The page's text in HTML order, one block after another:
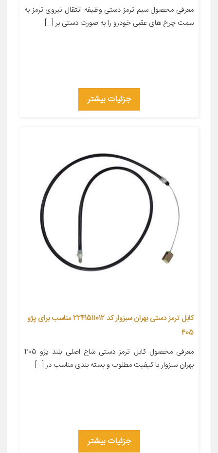
معرفی محصول سیم ترمز دستی وظیفه انتقال نیروی ترمز به
سمت چرخ های عقبی خودرو را به صورت دستی بر […]
جزئیات بیشتر
کابل ترمز دستی بهران سبزوار کد 2241511012 مناسب برای پژو
405
معرفی محصول کابل ترمز دستی شاخ اصلی بلند پژو 405
بهران سبزوار با کیفیت مطلوب و بسته بندی مناسب در […]
جزئیات بیشتر